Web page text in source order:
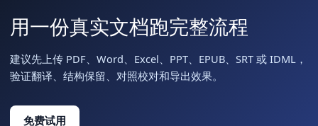
用一份真实文档跑完整流程
建议先上传 PDF、Word、Excel、PPT、EPUB、SRT 或 IDML，
验证翻译、结构保留、对照校对和导出效果。
免费试用